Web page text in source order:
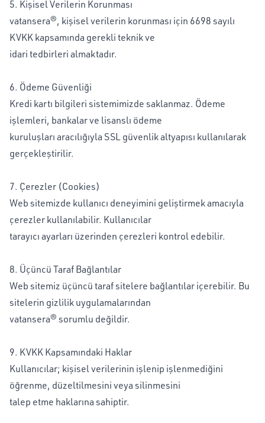
5. Kişisel Verilerin Korunması
vatansera®, kişisel verilerin korunması için 6698 sayılı
KVKK kapsamında gerekli teknik ve
idari tedbirleri almaktadır.
6. Ödeme Güvenliği
Kredi kartı bilgileri sistemimizde saklanmaz. Ödeme
işlemleri, bankalar ve lisanslı ödeme
kuruluşları aracılığıyla SSL güvenlik altyapısı kullanılarak
gerçekleştirilir.
7. Çerezler (Cookies)
Web sitemizde kullanıcı deneyimini geliştirmek amacıyla
çerezler kullanılabilir. Kullanıcılar
tarayıcı ayarları üzerinden çerezleri kontrol edebilir.
8. Üçüncü Taraf Bağlantılar
Web sitemiz üçüncü taraf sitelere bağlantılar içerebilir. Bu
sitelerin gizlilik uygulamalarından
vatansera® sorumlu değildir.
9. KVKK Kapsamındaki Haklar
Kullanıcılar; kişisel verilerinin işlenip işlenmediğini
öğrenme, düzeltilmesini veya silinmesini
talep etme haklarına sahiptir.